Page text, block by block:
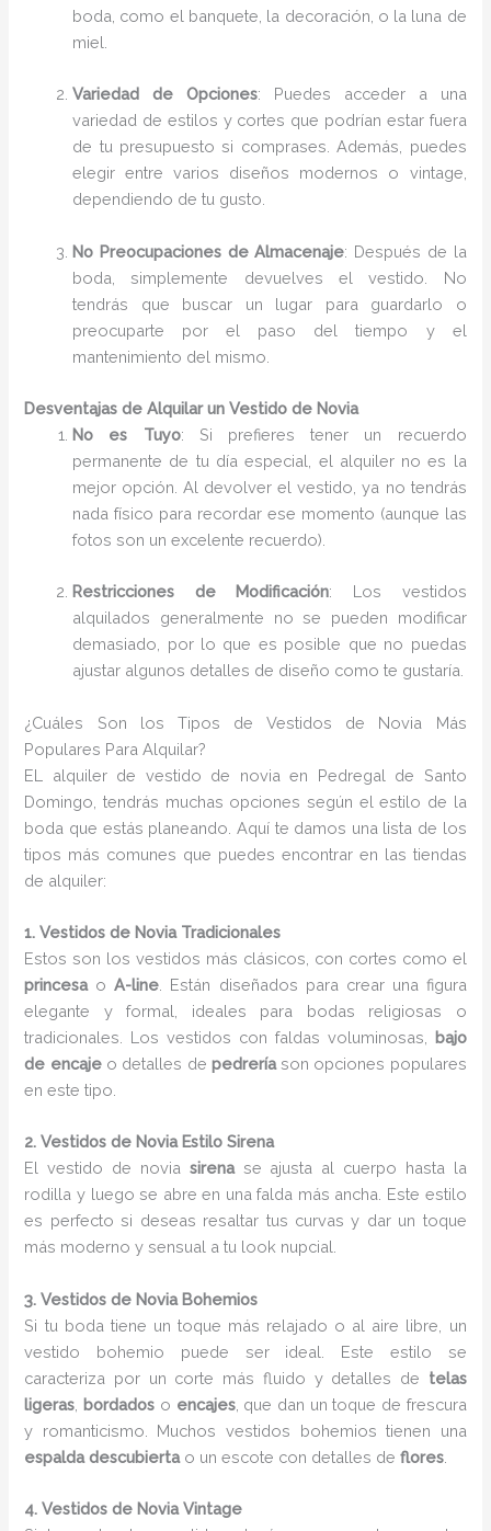
boda, como el banquete, la decoración, o la luna de
miel.
Variedad de Opciones: Puedes acceder a una
variedad de estilos y cortes que podrían estar fuera
de tu presupuesto si comprases. Además, puedes
elegir entre varios diseños modernos o vintage,
dependiendo de tu gusto.
No Preocupaciones de Almacenaje: Después de la
boda, simplemente devuelves el vestido. No
tendrás que buscar un lugar para guardarlo o
preocuparte por el paso del tiempo y el
mantenimiento del mismo.
Desventajas de Alquilar un Vestido de Novia
No es Tuyo: Si prefieres tener un recuerdo
permanente de tu día especial, el alquiler no es la
mejor opción. Al devolver el vestido, ya no tendrás
nada físico para recordar ese momento (aunque las
fotos son un excelente recuerdo).
Restricciones de Modificación: Los vestidos
alquilados generalmente no se pueden modificar
demasiado, por lo que es posible que no puedas
ajustar algunos detalles de diseño como te gustaría.
¿Cuáles Son los Tipos de Vestidos de Novia Más
Populares Para Alquilar?
EL alquiler de vestido de novia en Pedregal de Santo
Domingo, tendrás muchas opciones según el estilo de la
boda que estás planeando. Aquí te damos una lista de los
tipos más comunes que puedes encontrar en las tiendas
de alquiler:
1. Vestidos de Novia Tradicionales
Estos son los vestidos más clásicos, con cortes como el
princesaoA-line . Están diseñados para crear una figura
elegante y formal, ideales para bodas religiosas o
tradicionales. Los vestidos con faldas voluminosas, bajo
de encajeo detalles de pedreríason opciones populares
en este tipo.
2. Vestidos de Novia Estilo Sirena
El vestido de novia sirenase ajusta al cuerpo hasta la
rodilla y luego se abre en una falda más ancha. Este estilo
es perfecto si deseas resaltar tus curvas y dar un toque
más moderno y sensual a tu look nupcial.
3. Vestidos de Novia Bohemios
Si tu boda tiene un toque más relajado o al aire libre, un
vestido bohemio puede ser ideal. Este estilo se
caracteriza por un corte más fluido y detalles de telas
ligeras bordados o encajes, que dan un toque de frescura
y romanticismo. Muchos vestidos bohemios tienen una
espalda descubiertao un escote con detalles deflores
4. Vestidos de Novia Vintage